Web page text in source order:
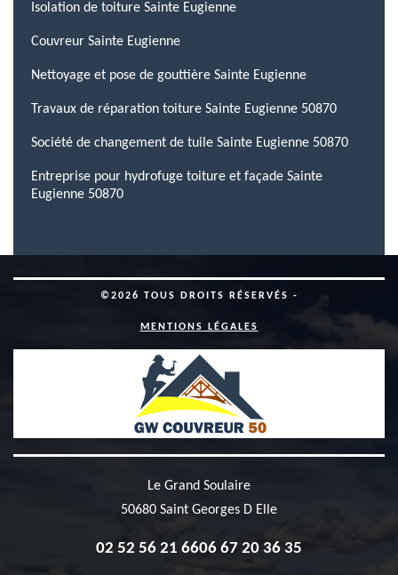
Isolation de toiture Sainte Eugienne
Couvreur Sainte Eugienne
Nettoyage et pose de gouttière Sainte Eugienne
Travaux de réparation toiture Sainte Eugienne 50870
Société de changement de tuile Sainte Eugienne 50870
Entreprise pour hydrofuge toiture et façade Sainte
Eugienne 50870
©2026 TOUS DROITS RÉSERVÉS -
MENTIONS LÉGALES
Le Grand Soulaire
50680 Saint Georges D Elle
02 52 56 21 6606 67 20 36 35